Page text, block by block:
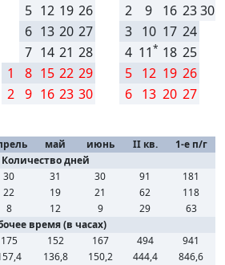
5 12 19 26 2 9 16 23 30
6 13 20 27 3 10 17 24
7 14 21 28 4 11* 18 25
1 8 15 22 29 5 12 19 26
2 9 16 23 30 6 13 20 27
май июнь II кв.
1-е п/г
Количество дней
30 31 30 91
181
22 19 21 62
118
8 12 9 29
63
время (в часах)
175 152 167 494
941
136,8 150,2 444,4
846,6